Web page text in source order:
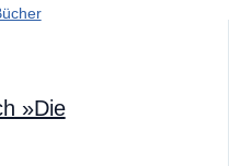
»Die